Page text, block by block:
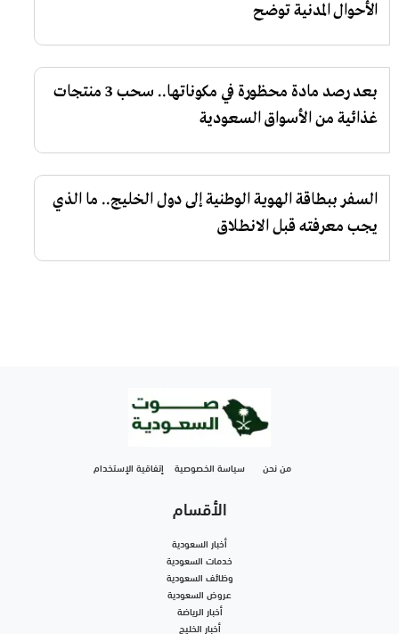
الأحوال المدنية توضح
بعد رصد مادة محظورة في مكوناتها.. سحب 3 منتجات
غذائية من الأسواق السعودية
السفر ببطاقة الهوية الوطنية إلى دول الخليج.. ما الذي
يجب معرفته قبل الانطلاق
من نحن سياسة الخصوصية إتفاقية الإستخدام
الأقسام
أخبار السعودية
خدمات السعودية
وظائف السعودية
عروض السعودية
أخبار الرياضة
أخبار الخليج